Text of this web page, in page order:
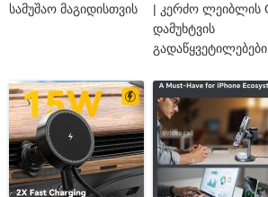
სამუშაო მაგიდისთვის
| კერძო ლეიბლის
დამუხტვის
გადაწყვეტილებები